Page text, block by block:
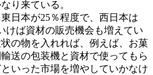
り来ている。
日本が25％程度で、西日本は
けば資材の販売機会も増えてい
の物を入れれば、例えば、お菓
送の包装機と資材で使ってもら
いった市場を増やしていかなけ